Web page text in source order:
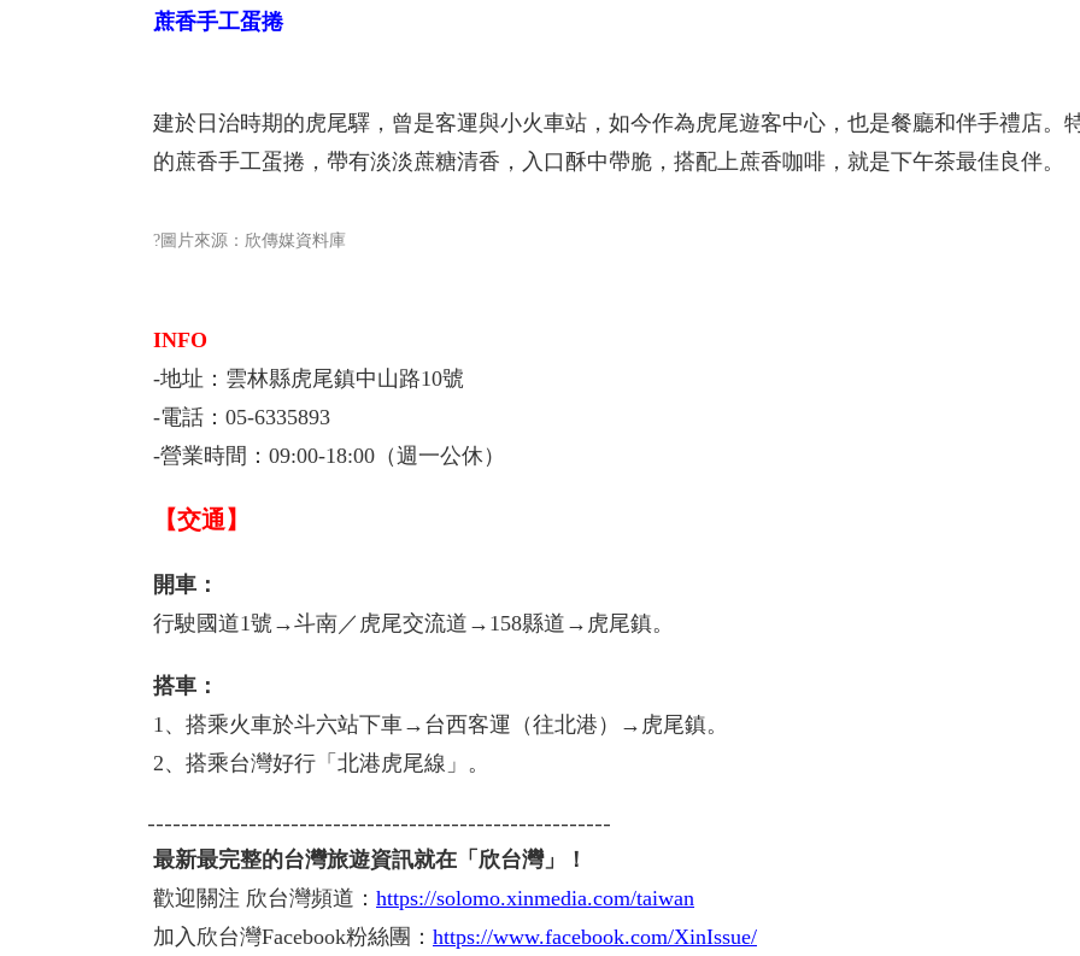
蔗香手工蛋捲
建於日治時期的虎尾驛，曾是客運與小火車站，如今作為虎尾遊客中心，也是餐廳和伴手禮店。
的蔗香手工蛋捲，帶有淡淡蔗糖清香，入口酥中帶脆，搭配上蔗香咖啡，就是下午茶最佳良伴。
?圖片來源：欣傳媒資料庫
INFO
-地址：雲林縣虎尾鎮中山路10號
-電話：05-6335893
-營業時間：09:00-18:00（週一公休）
【交通】
開車：
行駛國道1號→斗南／虎尾交流道→158縣道→虎尾鎮。
搭車：
1、搭乘火車於斗六站下車→台西客運（往北港）→虎尾鎮。
2、搭乘台灣好行「北港虎尾線」。
-------------------------------------------------------
最新最完整的台灣旅遊資訊就在「欣台灣」！
歡迎關注 欣台灣頻道： https://solomo.xinmedia.com/taiwan
加入欣台灣Facebook粉絲團： https://www.facebook.com/XinIssue/